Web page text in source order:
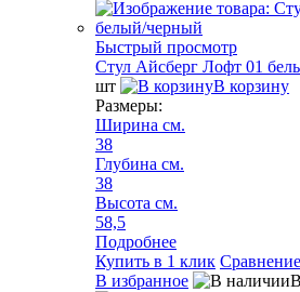
Быстрый просмотр
Стул Айсберг Лофт 01
шт
В корзину
Размеры:
Ширина см.
38
Глубина см.
38
Высота см.
58,5
Подробнее
Купить в 1 клик Сравнение
В избранное